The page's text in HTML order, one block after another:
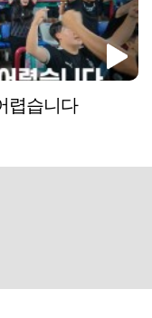
렵습니다